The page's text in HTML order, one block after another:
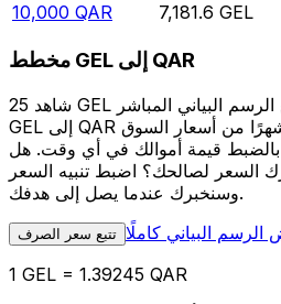
10,000 QAR 7,181.6 GEL
مخطط GEL إلى QAR
شاهد 25 GEL الخاص بك أثناء الحركة. يتتبع الرسم البياني المباشر
GEL إلى QAR الخاص بنا على مدار 12 شهرًا من أسعار السوق
قيمة أموالك في أي وقت. هل
السعر لصالحك؟ اضبط تنبيه السعر
وسنخبرك عندما يصل إلى هدفك.
تتبع سعر الصرف البياني كاملًا
1 GEL = 1.39245 QAR